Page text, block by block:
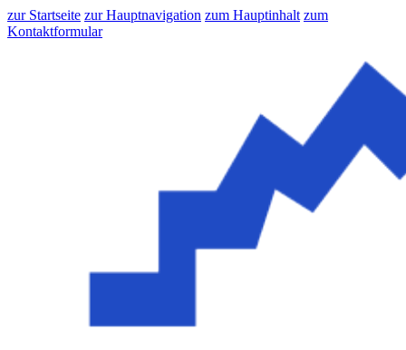
zur Startseite zur Hauptnavigation zum Hauptinhalt zum
Kontaktformular